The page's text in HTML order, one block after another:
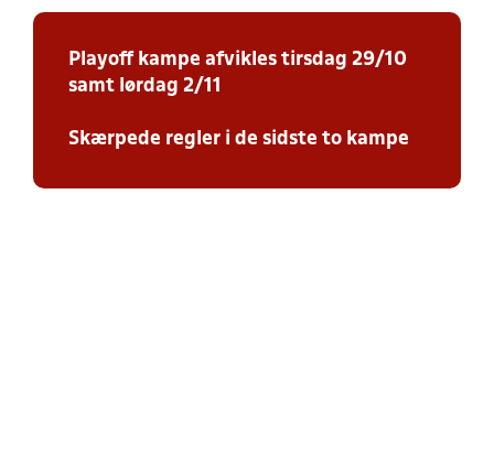
Playoff kampe afvikles tirsdag 29/10
samt lørdag 2/11
Skærpede regler i de sidste to kampe